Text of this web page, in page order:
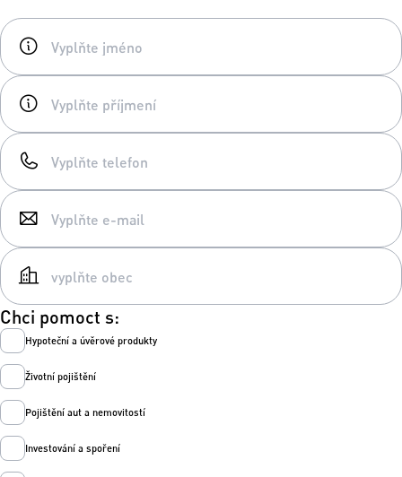
Chci pomoct s:
Hypoteční a úvěrové produkty
Životní pojištění
Pojištění aut a nemovitostí
Investování a spoření